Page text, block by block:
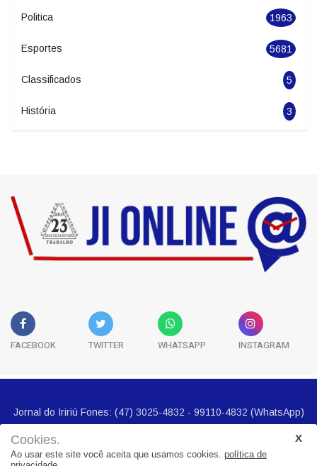
Cookies.
Ao usar este site você aceita que usamos cookies. política de
Seguranca 1626
Economia 2278
Politica 1963
Esportes 5681
FACEBOOK TWITTER WHATSAPP INSTAGRAM